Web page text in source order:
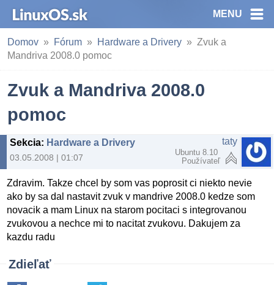
MENU
Domov Fórum Hardware a Drivery
Zvuk a
Mandriva 2008.0 pomoc
Zvuk a Mandriva 2008.0
pomoc
Sekcia: Hardware a Drivery
03.05.2008 | 01:07
taty
Ubuntu 8.10
Používateľ
Zdravim. Takze chcel by som vas poprosit ci niekto nevie
ako by sa dal nastavit zvuk v mandrive 2008.0 kedze som
novacik a mam Linux na starom pocitaci s integrovanou
zvukovou a nechce mi to nacitat zvukovu. Dakujem za
kazdu radu
Zdieľať